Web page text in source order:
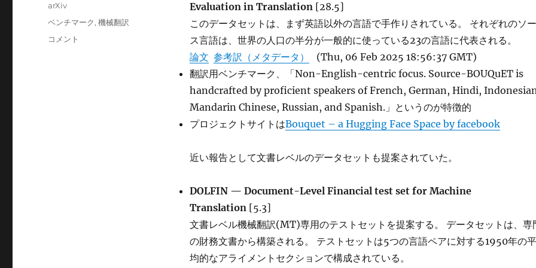
Evaluation in Translation [28.5]
このデータセットは、まず英語以外の言語で手作りされている。 それぞれのソー
ス言語は、世界の人口の半分が一般的に使っている23の言語に代表される。
論文 参考訳（メタデータ）
(Thu, 06 Feb 2025 18:56:37 GMT)
翻訳用ベンチマーク、「Non-English-centric focus. Source-BOUQuET is
handcrafted by proficient speakers of French, German, Hindi,
Mandarin Chinese, Russian, and Spanish.」というのが特徴的
プロジェクトサイトはBouquet – a Hugging Face Space by facebook
近い報告として文書レベルのデータセットも提案されていた。
DOLFIN — Document-Level Financial test set for Machine
Translation [5.3]
文書レベル機械翻訳(MT)専用のテストセットを提案する。 データセットは、専
の財務文書から構築される。 テストセットは5つの言語ペアに対する1950年の平
均的なアライメントセクションで構成されている。
カ
リ
arXiv
タ
ベンチマーク,機械翻訳
BOUQuET:
コメント